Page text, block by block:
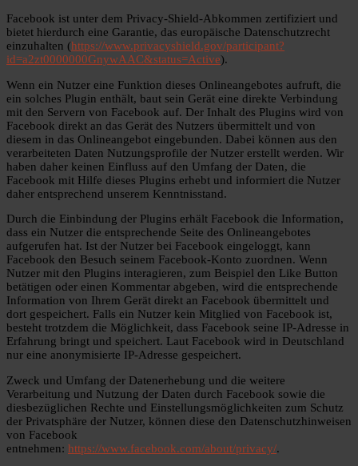
Facebook ist unter dem Privacy-Shield-Abkommen zertifiziert und
bietet hierdurch eine Garantie, das europäische Datenschutzrecht
einzuhalten (https://www.privacyshield.gov/participant?
id=a2zt0000000GnywAAC&status=Active).
Wenn ein Nutzer eine Funktion dieses Onlineangebotes aufruft, die
ein solches Plugin enthält, baut sein Gerät eine direkte Verbindung
mit den Servern von Facebook auf. Der Inhalt des Plugins wird von
Facebook direkt an das Gerät des Nutzers übermittelt und von
diesem in das Onlineangebot eingebunden. Dabei können aus den
verarbeiteten Daten Nutzungsprofile der Nutzer erstellt werden. Wir
haben daher keinen Einfluss auf den Umfang der Daten, die
Facebook mit Hilfe dieses Plugins erhebt und informiert die Nutzer
daher entsprechend unserem Kenntnisstand.
Durch die Einbindung der Plugins erhält Facebook die Information,
dass ein Nutzer die entsprechende Seite des Onlineangebotes
aufgerufen hat. Ist der Nutzer bei Facebook eingeloggt, kann
Facebook den Besuch seinem Facebook-Konto zuordnen. Wenn
Nutzer mit den Plugins interagieren, zum Beispiel den Like Button
betätigen oder einen Kommentar abgeben, wird die entsprechende
Information von Ihrem Gerät direkt an Facebook übermittelt und
dort gespeichert. Falls ein Nutzer kein Mitglied von Facebook ist,
besteht trotzdem die Möglichkeit, dass Facebook seine IP-Adresse in
Erfahrung bringt und speichert. Laut Facebook wird in Deutschland
nur eine anonymisierte IP-Adresse gespeichert.
Zweck und Umfang der Datenerhebung und die weitere
Verarbeitung und Nutzung der Daten durch Facebook sowie die
diesbezüglichen Rechte und Einstellungsmöglichkeiten zum Schutz
der Privatsphäre der Nutzer, können diese den Datenschutzhinweisen
von Facebook
entnehmen: https://www.facebook.com/about/privacy/.